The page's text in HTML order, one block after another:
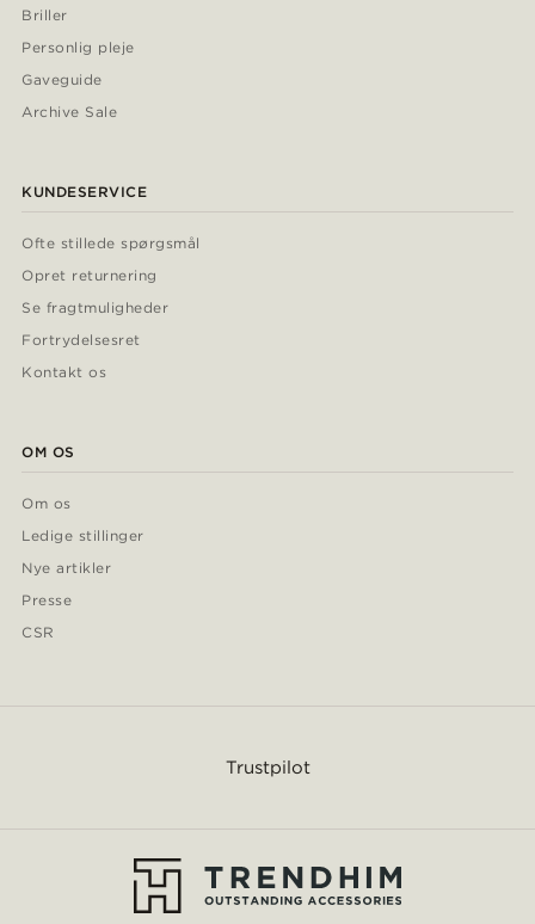
Briller
Personlig pleje
Gaveguide
Archive Sale
KUNDESERVICE
Ofte stillede spørgsmål
Opret returnering
Se fragtmuligheder
Fortrydelsesret
Kontakt os
OM OS
Om os
Ledige stillinger
Nye artikler
Presse
CSR
Trustpilot